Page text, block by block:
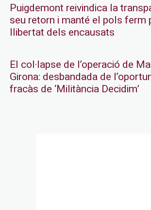
Puigdemont reivindica la
seu retorn i manté el pols ferm
llibertat dels encausats
El col·lapse de l’operació de
Girona: desbandada de
fracàs de ‘Militància Decidim’